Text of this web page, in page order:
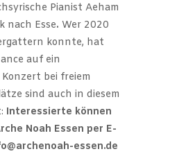
Pianist Aeham
nach Esse. Wer 2020
konnte, hat
auf ein
bei freiem
sind auch in diesem
Interessierte können
Noah Essen per E-
essen.de